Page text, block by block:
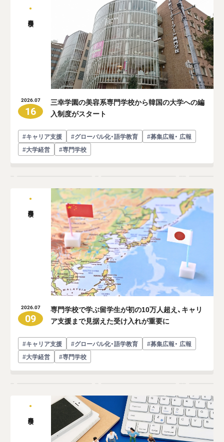
2026.07
16
三幸学園の美容系専門学校から韓国の大学への編
入制度がスタート
#キャリア支援 #グローバル化・語学教育
#募集広報・ 広報
#大学経営
#専門学校
2026.07
09
専門学校で学ぶ留学生が初の10万人超え、キャリ
ア支援まで見据えた受け入れが重要に
#キャリア支援 #グローバル化・語学教育
#募集広報・ 広報
#大学経営
#専門学校